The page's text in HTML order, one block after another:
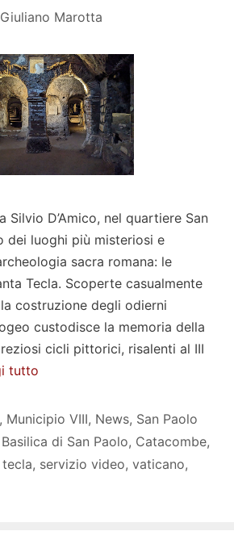
Giuliano Marotta
Silvio D’Amico, nel quartiere San
dei luoghi più misteriosi e
sacra romana: le
Tecla. Scoperte casualmente
costruzione degli odierni
custodisce la memoria della
cicli pittorici, risalenti al III
tutto
, Municipio VIII, News, San Paolo
Basilica di San Paolo, Catacombe,
, servizio video, vaticano,